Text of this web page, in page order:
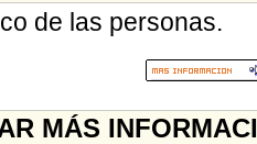
de las personas.
MÁS